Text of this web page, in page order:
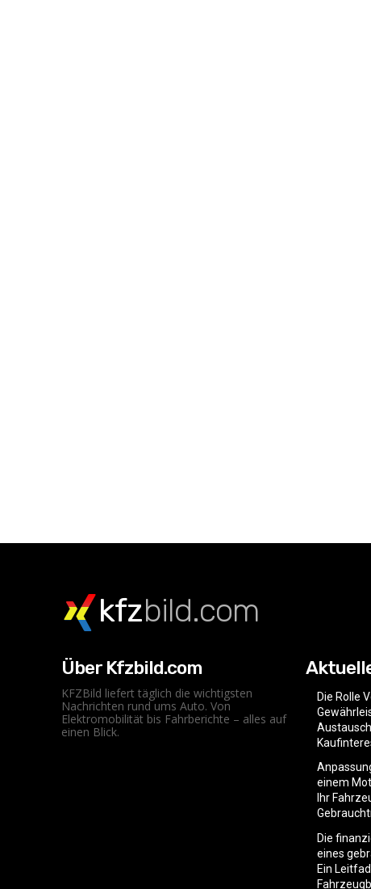
kfzbild.com
Über Kfzbild.com
KFZBild liefert täglich die wichtigsten
Nachrichten rund ums Auto. Von
Elektromobilität bis Fahrberichte – alles auf
einen Blick.
Die Rolle
einem
Ihr
Die
eines
Ein